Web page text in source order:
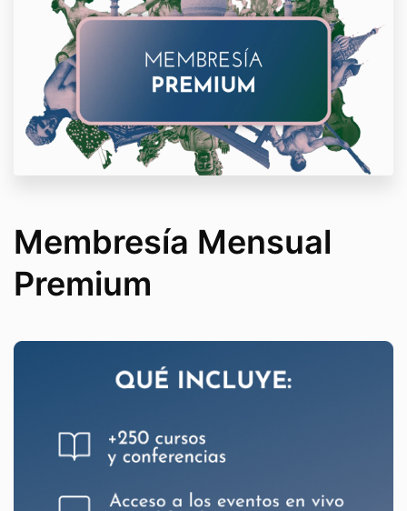
Membresía Mensual
Premium